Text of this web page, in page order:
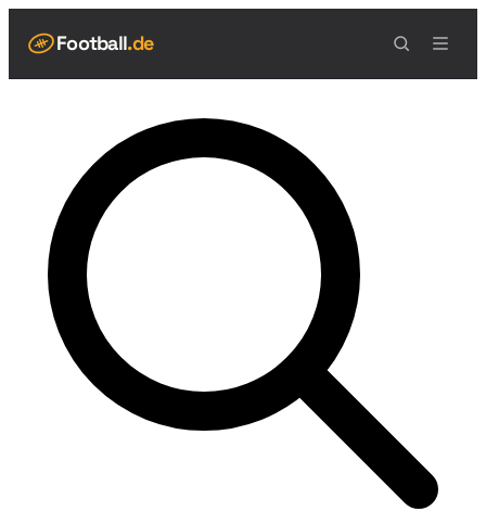
Football.de
Live Scores
Spielplan
Teams
Tabelle
Football Regeln